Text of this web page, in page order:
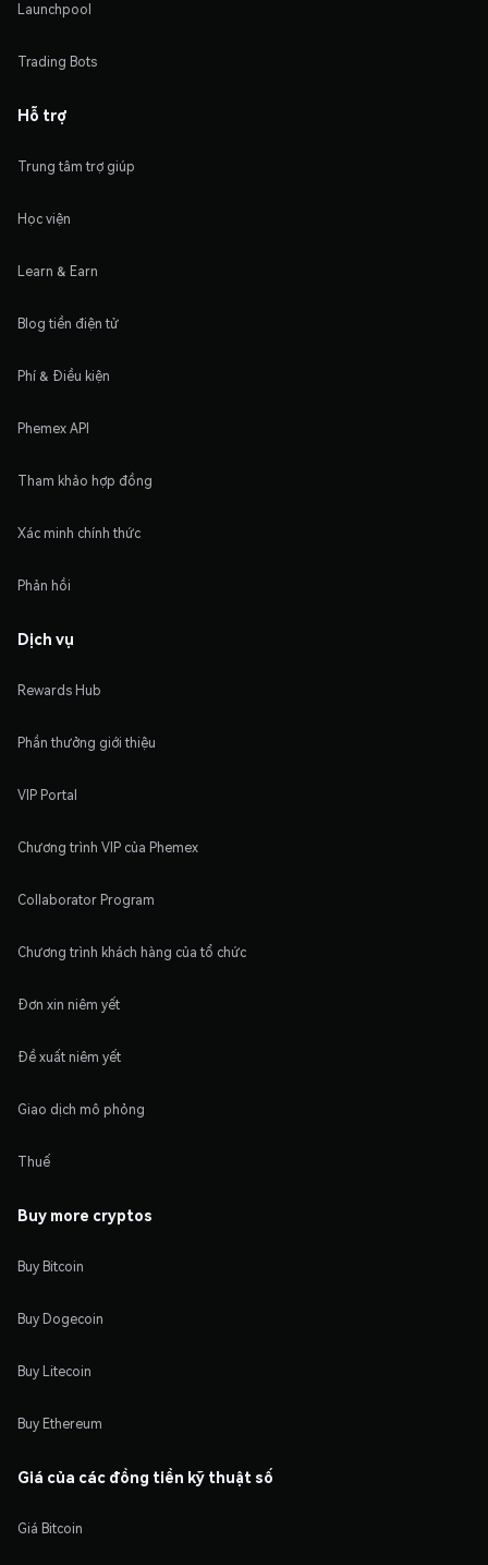
Launchpool
Trading Bots
Hỗ trợ
Trung tâm trợ giúp
Học viện
Learn & Earn
Blog tiền điện tử
Phí & Điều kiện
Phemex API
Tham khảo hợp đồng
Xác minh chính thức
Phản hồi
Dịch vụ
Rewards Hub
Phần thưởng giới thiệu
VIP Portal
Chương trình VIP của Phemex
Collaborator Program
Chương trình khách hàng của tổ chức
Đơn xin niêm yết
Đề xuất niêm yết
Giao dịch mô phỏng
Thuế
Buy more cryptos
Buy Bitcoin
Buy Dogecoin
Buy Litecoin
Buy Ethereum
Giá của các đồng tiền kỹ thuật số
Giá Bitcoin